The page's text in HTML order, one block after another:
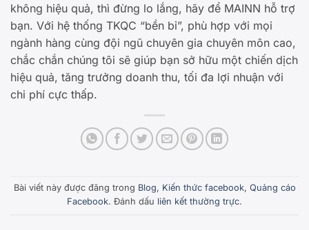
không hiệu quả, thì đừng lo lắng, hãy để MAINN hỗ trợ
bạn. Với hệ thống TKQC “bền bỉ”, phù hợp với mọi
ngành hàng cùng đội ngũ chuyên gia chuyên môn cao,
chắc chắn chúng tôi sẽ giúp bạn sở hữu một chiến dịch
hiệu quả, tăng trưởng doanh thu, tối đa lợi nhuận với
chi phí cực thấp.
Bài viết này được đăng trong Blog, Kiến thức facebook, Quảng cáo
Facebook. Đánh dấu liên kết thường trực.